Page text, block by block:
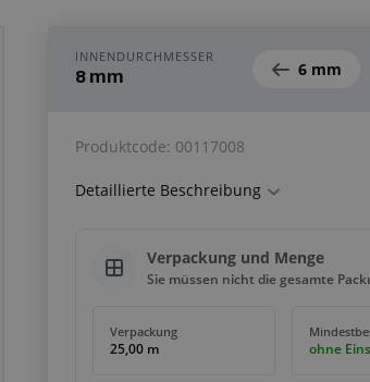
INNENDURCHMESSER
8 mm 6 mm
Produktcode: 00117008
Detaillierte Beschreibung
Verpackung und Menge
Sie müssen nicht die gesamte
Verpackung
25,00 m ohne